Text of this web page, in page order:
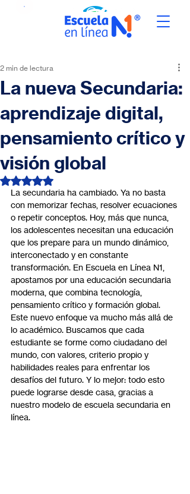
La nueva Secundaria:
aprendizaje digital,
pensamiento crítico y
visión global
2 min de lectura
Obtuvo NaN de 5 estrellas.
La secundaria ha cambiado. Ya no basta
con memorizar fechas, resolver ecuaciones
o repetir conceptos. Hoy, más que nunca,
los adolescentes necesitan una educación
que los prepare para un mundo dinámico,
interconectado y en constante
transformación. En Escuela en Línea N1,
apostamos por una educación secundaria
moderna, que combina tecnología,
pensamiento crítico y formación global.
Este nuevo enfoque va mucho más allá de
lo académico. Buscamos que cada
estudiante se forme como ciudadano del
mundo, con valores, criterio propio y
habilidades reales para enfrentar los
desafíos del futuro. Y lo mejor: todo esto
puede lograrse desde casa, gracias a
nuestro modelo de escuela secundaria en
línea.